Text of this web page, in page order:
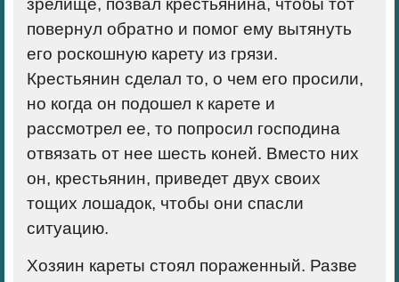
зрелище, позвал крестьянина, чтобы тот
повернул обратно и помог ему вытянуть
его роскошную карету из грязи.
Крестьянин сделал то, о чем его просили,
но когда он подошел к карете и
рассмотрел ее, то попросил господина
отвязать от нее шесть коней. Вместо них
он, крестьянин, приведет двух своих
тощих лошадок, чтобы они спасли
ситуацию.
Хозяин кареты стоял пораженный. Разве